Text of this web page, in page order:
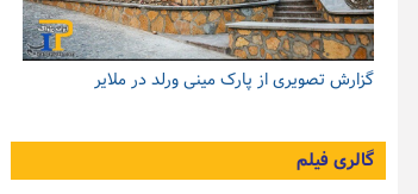
گزارش تصویری از پارک مینی ورلد در ملایر
گالری فیلم